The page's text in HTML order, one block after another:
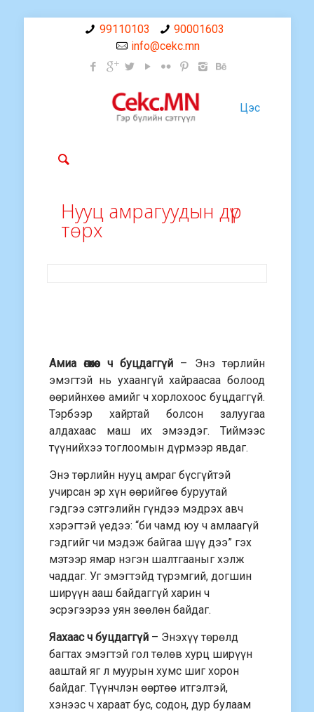
99110103
90001603
info@cekc.mn
Цэс
Нууц амрагуудын дүр
төрх
Амиа өгөхөөс ч буцдаггүй – Энэ төрлийн
эмэгтэй нь ухаангүй хайраасаа болоод
өөрийнхөө амийг ч хорлохоос буцдаггүй.
Тэрбээр хайртай болсон залуугаа
алдахаас маш их эмээдэг. Тиймээс
түүнийхээ тоглоомын дүрмээр явдаг.
Энэ төрлийн нууц амраг бүсгүйтэй
учирсан эр хүн өөрийгөө буруутай
гэдгээ сэтгэлийн гүндээ мэдрэх авч
хэрэгтэй үедээ: “би чамд юу ч амлаагүй
гэдгийг чи мэдэж байгаа шүү дээ” гэх
мэтээр ямар нэгэн шалтгааныг хэлж
чаддаг. Уг эмэгтэйд түрэмгий, догшин
ширүүн ааш байдаггүй харин ч
эсрэгээрээ уян зөөлөн байдаг.
Яахаас ч буцдаггүй – Энэхүү төрөлд
багтах эмэгтэй гол төлөв хурц ширүүн
ааштай яг л муурын хумс шиг хорон
байдаг. Түүнчлэн өөртөө итгэлтэй,
хэнээс ч хараат бус, содон, дур булаам